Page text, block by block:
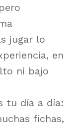
jugar lo
en
ni bajo
tu día a día:
fichas,